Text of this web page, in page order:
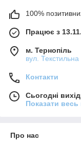
100%
Працює з
м. Тернопіль
вул.
Контакти
Сьогодні
Показати весь
Про нас